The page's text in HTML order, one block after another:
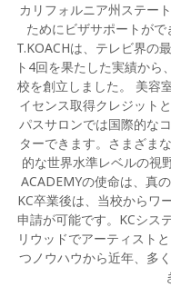
カリフォルニア州ステー
ためにビザサポートが
T.KOACHは、テレビ界の
ト4回を果たした実績か
校を創立しました。 美容
イセンス取得クレジット
パスサロンでは国際的な
ターできます。さまざま
的な世界水準レベルの視
ACADEMYの使命は、真
KC卒業後は、当校からワ
申請が可能です。KCシス
リウッドでアーティスト
つノウハウから近年、多